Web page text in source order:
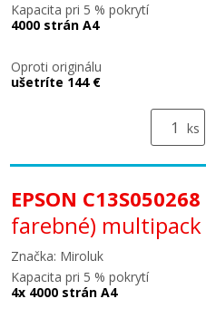
Kapacita pri 5 % pokrytí
4000 strán A4
Oproti originálu
ušetríte 144 €
ks
EPSON C13S050268
farebné) multipack
Značka: Miroluk
Kapacita pri 5 % pokrytí
4x 4000 strán A4